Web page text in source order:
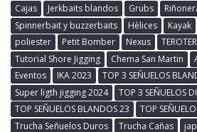
Cajas
Jerkbaits blandos Grubs
Spinnerbait y buzzerbaits
Hèlices Kayak
poliester
Petit Bomber Nexus
Tutorial Shore Jigging
Chema San Martin
Eventos
IKA 2023
TOP 3 SEÑUELOS
Super ligth jigging 2024
TOP 3 SEÑUELOS
TOP SEÑUELOS BLANDOS 23
TOP
Trucha Señuelos Duros
Trucha Cañas